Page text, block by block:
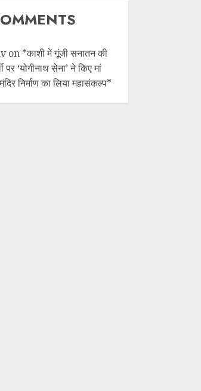
on *काशी में गूंजी सनातन की
पर ‘योगीनाथ सेना’ ने किए मां
निर्माण का लिया महासंकल्प*